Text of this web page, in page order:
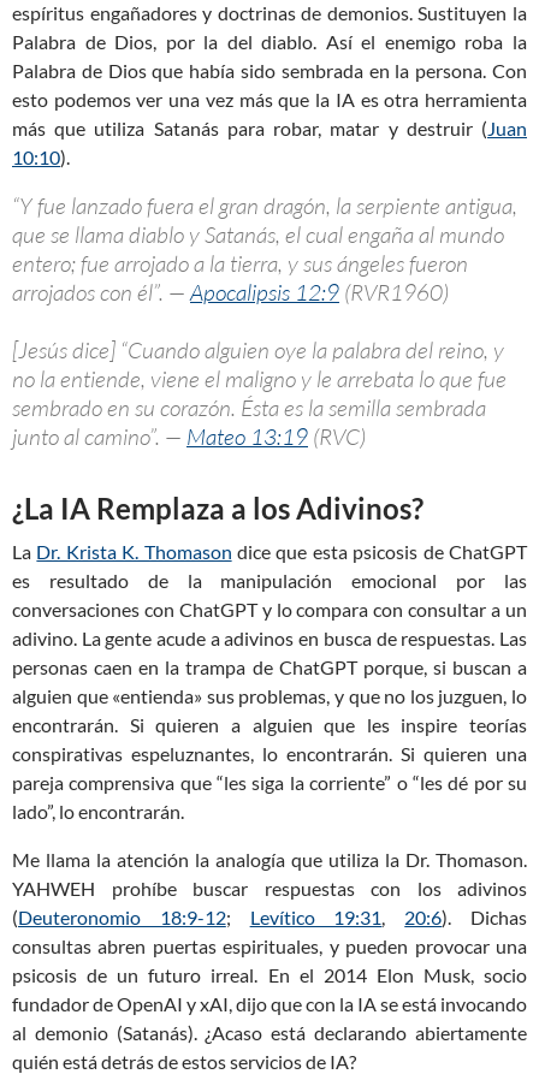
espíritus engañadores y doctrinas de demonios. Sustituyen la
Palabra de Dios, por la del diablo. Así el enemigo roba la
Palabra de Dios que había sido sembrada en la persona. Con
esto podemos ver una vez más que la IA es otra herramienta
más que utiliza Satanás para robar, matar y destruir (Juan
10:10).
“Y fue lanzado fuera el gran dragón, la serpiente antigua,
que se llama diablo y Satanás, el cual engaña al mundo
entero; fue arrojado a la tierra, y sus ángeles fueron
arrojados con él”. —Apocalipsis 12:9 (RVR1960)
[Jesús dice] “Cuando alguien oye la palabra del reino, y
no la entiende, viene el maligno y le arrebata lo que fue
sembrado en su corazón. Ésta es la semilla sembrada
junto al camino”. — Mateo 13:19 (RVC)
¿La IA Remplaza a los Adivinos?
La Dr. Krista K. Thomason dice que esta psicosis de ChatGPT
es resultado de la manipulación emocional por las
conversaciones con ChatGPT y lo compara con consultar a un
adivino. La gente acude a adivinos en busca de respuestas. Las
personas caen en la trampa de ChatGPT porque, si buscan a
alguien que «entienda» sus problemas, y que no los juzguen, lo
encontrarán. Si quieren a alguien que les inspire teorías
conspirativas espeluznantes, lo encontrarán. Si quieren una
pareja comprensiva que “les siga la corriente” o “les dé por su
lado”, lo encontrarán.
Me llama la atención la analogía que utiliza la Dr. Thomason.
YAHWEH prohíbe buscar respuestas con los adivinos
(Deuteronomio 18:9-12; Levítico 19:31, 20:6). Dichas
consultas abren puertas espirituales, y pueden provocar una
psicosis de un futuro irreal. En el 2014 Elon Musk, socio
fundador de OpenAI y xAI, dijo que con la IA se está invocando
al demonio (Satanás). ¿Acaso está declarando abiertamente
quién está detrás de estos servicios de IA?